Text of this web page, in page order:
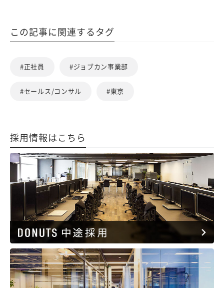
この記事に関連するタグ
#正社員 #ジョブカン事業部
#セールス/コンサル #東京
採用情報はこちら